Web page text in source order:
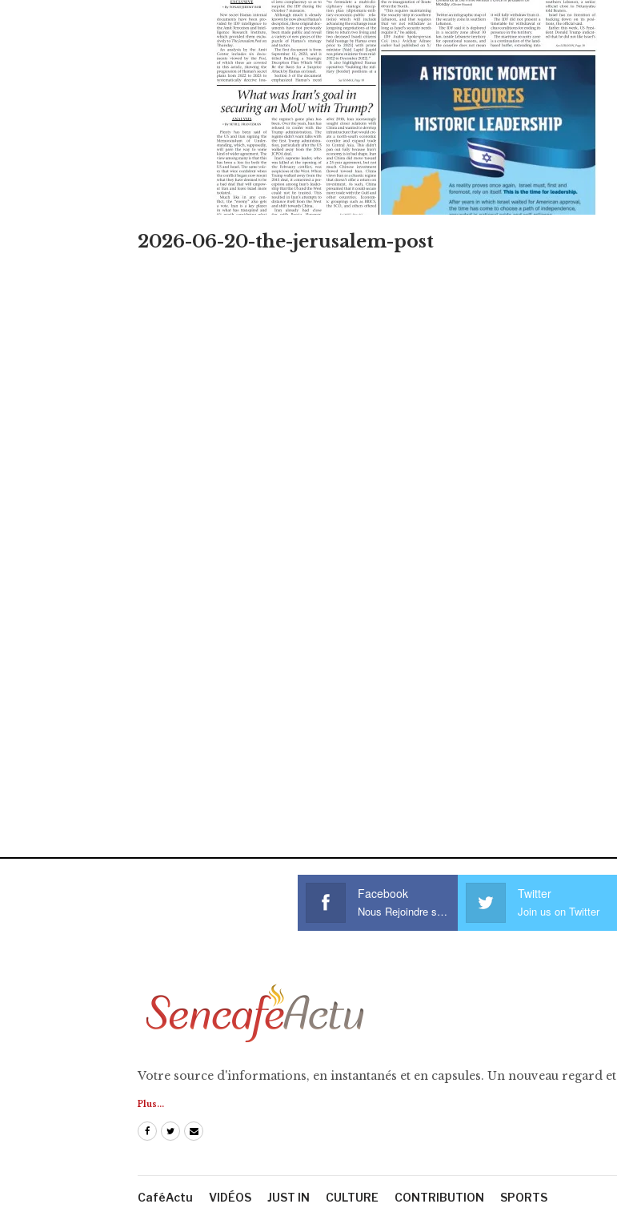
2026-06-20-the-jerusalem-post
Facebook
Nous Rejoindre sur Facebook
Twitter
Join us on Twitter
Votre source d'informations, en instantanés et en capsules. Un nouveau regard
Plus...
CaféActu VIDÉOS JUST IN CULTURE CONTRIBUTION SPORTS